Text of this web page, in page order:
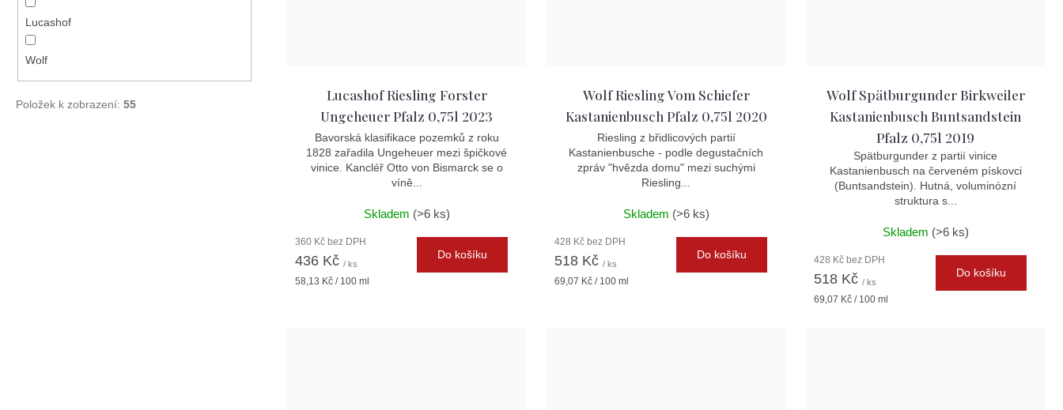
Lucashof
Wolf
Položek k zobrazení: 55
Lucashof Riesling Forster
Ungeheuer Pfalz 0,75l 2023
Bavorská klasifikace pozemků z roku
1828 zařadila Ungeheuer mezi špičkové
vinice. Kancléř Otto von Bismarck se o
víně...
Skladem (>6 ks)
360 Kč bez DPH
436 Kč / ks
Měrná
58,13 Kč / 100 ml
Do košíku
Wolf Riesling Vom Schiefer
Kastanienbusch Pfalz 0,75l 2020
Riesling z břidlicových partií
Kastanienbusche - podle degustačních
zpráv "hvězda domu" mezi suchými
Riesling...
Skladem (>6 ks)
428 Kč bez DPH
518 Kč / ks
Měrná
69,07 Kč / 100 ml
Do košíku
Wolf Spätburgunder Birkweiler
Kastanienbusch Buntsandstein
Pfalz 0,75l 2019
Spätburgunder z partií vinice
Kastanienbusch na červeném pískovci
(Buntsandstein). Hutná, voluminózní
struktura s...
Skladem (>6 ks)
428 Kč bez DPH
518 Kč / ks
Měrná
69,07 Kč / 100 ml
Do košíku